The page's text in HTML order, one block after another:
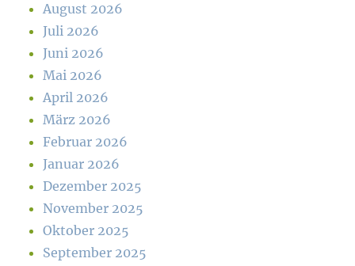
August 2026
Juli 2026
Juni 2026
Mai 2026
April 2026
März 2026
Februar 2026
Januar 2026
Dezember 2025
November 2025
Oktober 2025
September 2025